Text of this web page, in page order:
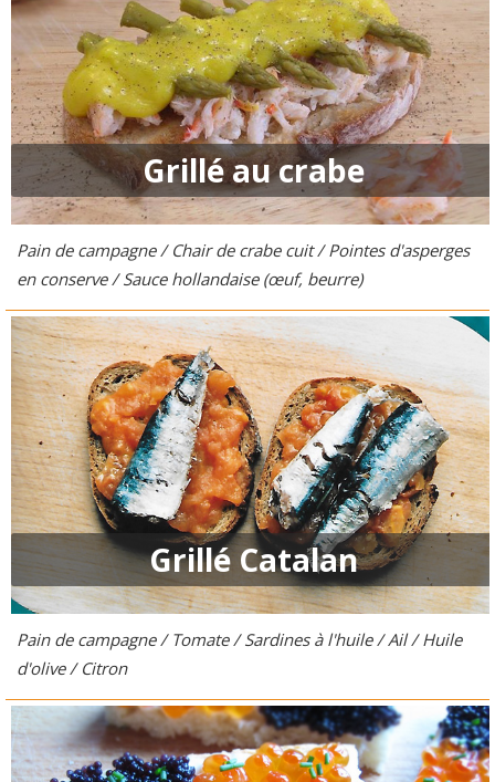
Grillé au crabe
Pain de campagne / Chair de crabe cuit / Pointes d'asperges
en conserve / Sauce hollandaise (œuf, beurre)
Grillé Catalan
Pain de campagne / Tomate / Sardines à l'huile / Ail / Huile
d'olive / Citron